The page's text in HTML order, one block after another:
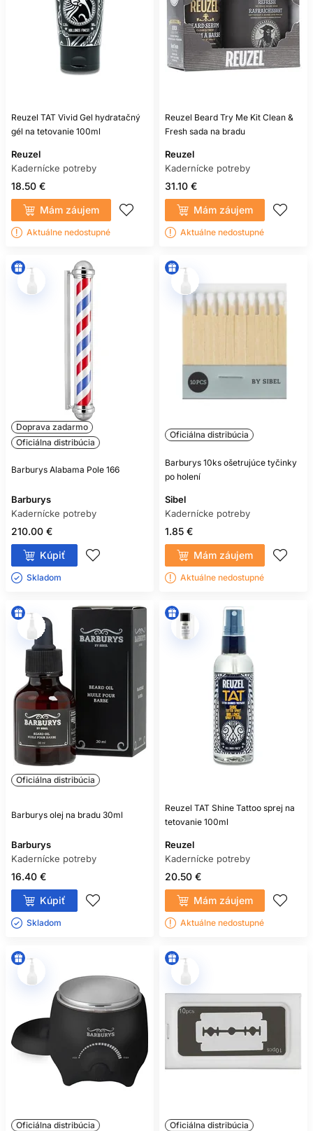
Reuzel TAT Vivid Gel hydratačný
gél na tetovanie 100ml
Reuzel
Kadernícke potreby
18.50 €
Mám záujem
Aktuálne nedostupné
Reuzel Beard Try Me Kit Clean &
Fresh sada na bradu
Reuzel
Kadernícke potreby
31.10 €
Mám záujem
Aktuálne nedostupné
Doprava zadarmo
Oficiálna distribúcia
Barburys Alabama Pole 166
Barburys
Kadernícke potreby
210.00 €
Kúpiť
Skladom ㅤ
Oficiálna distribúcia
Barburys 10ks ošetrujúce tyčinky
po holení
Sibel
Kadernícke potreby
1.85 €
Mám záujem
Aktuálne nedostupné
Oficiálna distribúcia
Barburys olej na bradu 30ml
Barburys
Kadernícke potreby
16.40 €
Kúpiť
Skladom ㅤ
Reuzel TAT Shine Tattoo sprej na
tetovanie 100ml
Reuzel
Kadernícke potreby
20.50 €
Mám záujem
Aktuálne nedostupné
Oficiálna distribúcia Oficiálna distribúcia